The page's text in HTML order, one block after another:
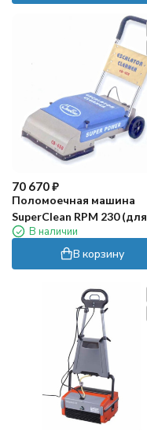
70 670₽
Поломоечная машина
SuperClean RPM 230 (для
эскалаторов)
В наличии
В корзину